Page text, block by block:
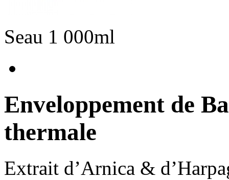
Seau 1 000ml
Enveloppement de
thermale
Extrait d’Arnica &